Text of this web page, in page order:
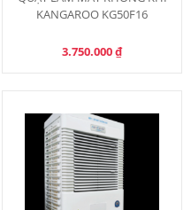
KANGAROO KG50F16
3.750.000₫